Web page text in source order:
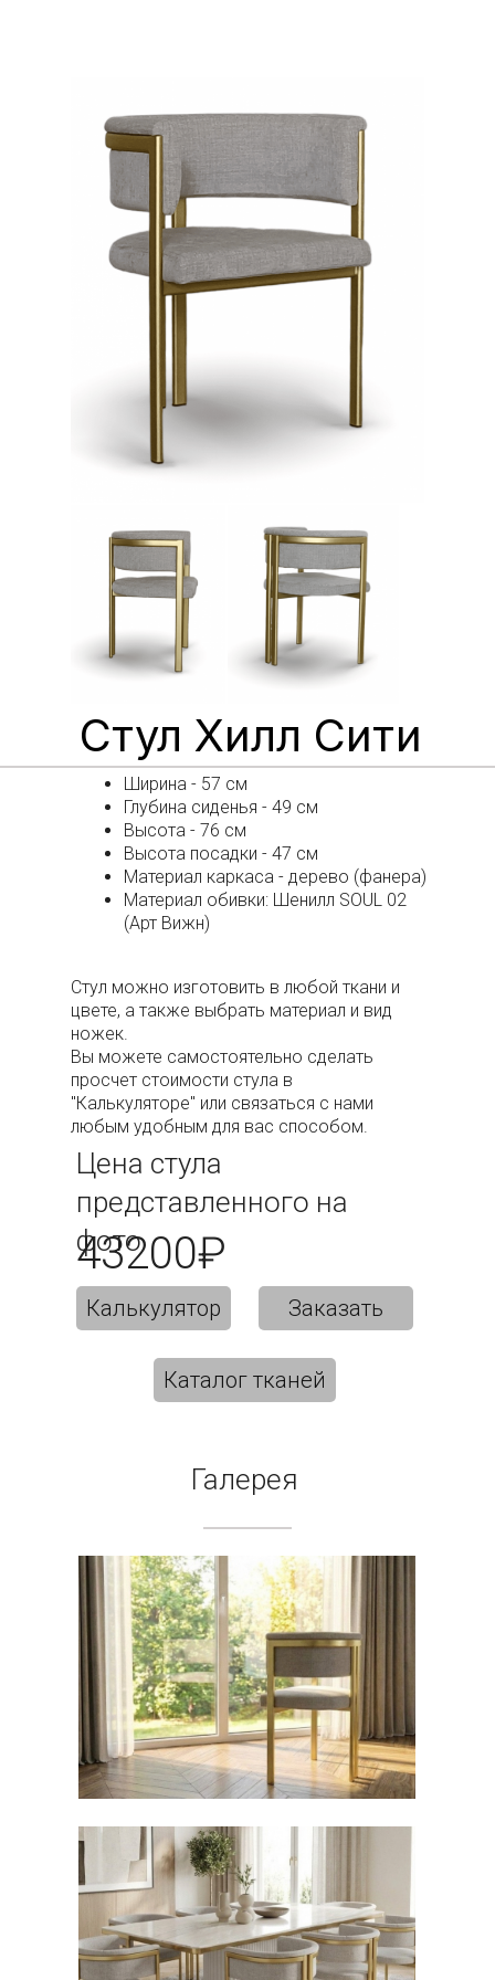
Стул Хилл Сити
Ширина - 57 см
Глубина сиденья - 49 см
Высота - 76 см
Высота посадки - 47 см
Материал каркаса - дерево (фанера)
Материал обивки: Шенилл SOUL 02
(Арт Вижн)
Стул можно изготовить в любой ткани и
цвете, а также выбрать материал и вид
ножек.
Вы можете самостоятельно сделать
просчет стоимости стула в
"Калькуляторе" или связаться с нами
любым удобным для вас способом.
Цена стула
представленного на
фото
43200₽
Калькулятор Заказать
Каталог тканей
Галерея